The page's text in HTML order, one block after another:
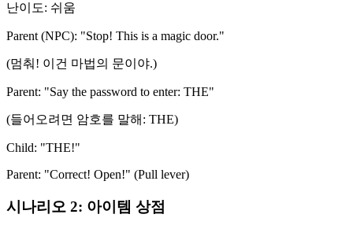
난이도: 쉬움
Parent (NPC): "Stop! This is a magic door."
(멈춰! 이건 마법의 문이야.)
Parent: "Say the password to enter: THE"
(들어오려면 암호를 말해: THE)
Child: "THE!"
Parent: "Correct! Open!" (Pull lever)
시나리오 2: 아이템 상점